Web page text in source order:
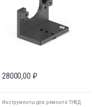
28000,00 ₽
Инструменты для ремонта ТНВД